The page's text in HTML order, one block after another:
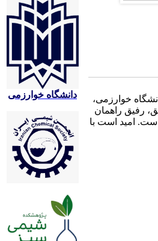
خوارزمی،
که توفیق، رفیق راهمان
امید است با
دانشگاه خوارزمی